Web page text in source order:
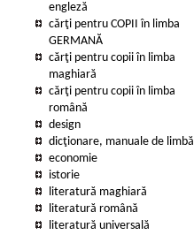
engleză
cărţi pentru COPII în limba
GERMANĂ
cărţi pentru copii în limba
maghiară
cărţi pentru copii în limba
română
design
dicţionare, manuale de limbă
economie
istorie
literatură maghiară
literatură română
literatură universală